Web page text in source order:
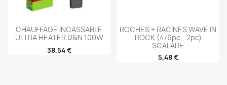
CHAUFFAGE INCASSABLE
ULTRA HEATER D&N 100W
38,54 €
ROCHES + RACINES WAVE IN
ROCK (4/6pc - 2pc)
SCALARE
5,48 €